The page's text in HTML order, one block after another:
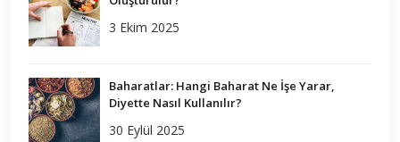
3 Ekim 2025
Baharatlar: Hangi Baharat Ne İşe Yarar,
Diyette Nasıl Kullanılır?
30 Eylül 2025